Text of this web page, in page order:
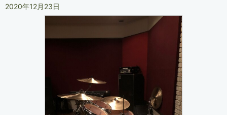
2020年12月23日